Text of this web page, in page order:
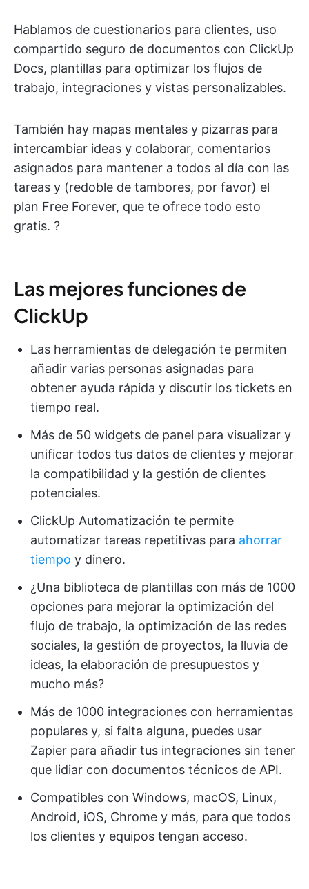
Hablamos de cuestionarios para clientes, uso
compartido seguro de documentos con ClickUp
Docs, plantillas para optimizar los flujos de
trabajo, integraciones y vistas personalizables.
También hay mapas mentales y pizarras para
intercambiar ideas y colaborar, comentarios
asignados para mantener a todos al día con las
tareas y (redoble de tambores, por favor) el
plan Free Forever, que te ofrece todo esto
gratis. ?
Las mejores funciones de
ClickUp
Las herramientas de delegación te permiten
añadir varias personas asignadas para
obtener ayuda rápida y discutir los tickets en
tiempo real.
Más de 50 widgets de panel para visualizar y
unificar todos tus datos de clientes y mejorar
la compatibilidad y la gestión de clientes
potenciales.
ClickUp Automatización te permite
automatizar tareas repetitivas para ahorrar
tiempo y dinero.
¿Una biblioteca de plantillas con más de 1000
opciones para mejorar la optimización del
flujo de trabajo, la optimización de las redes
sociales, la gestión de proyectos, la lluvia de
ideas, la elaboración de presupuestos y
mucho más?
Más de 1000 integraciones con herramientas
populares y, si falta alguna, puedes usar
Zapier para añadir tus integraciones sin tener
que lidiar con documentos técnicos de API.
Compatibles con Windows, macOS, Linux,
Android, iOS, Chrome y más, para que todos
los clientes y equipos tengan acceso.